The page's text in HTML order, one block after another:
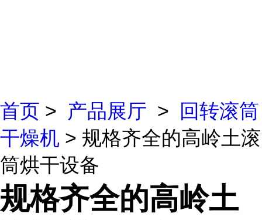
首页 > 产品展厅 >
回转滚筒
干燥机 > 规格齐全的高岭土滚
筒烘干设备
规格齐全的高岭土